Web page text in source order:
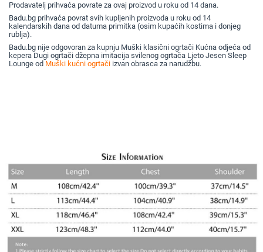
Prodavatelj prihvaća povrate za ovaj proizvod u roku od 14 dana.
Badu.bg prihvaća povrat svih kupljenih proizvoda u roku od 14
kalendarskih dana od datuma primitka (osim kupaćih kostima i donjeg
rublja).
Badu.bg nije odgovoran za kupnju Muški klasični ogrtači Kućna odjeća od
kepera Dugi ogrtači džepna imitacija svilenog ogrtača Ljeto Jesen Sleep
Lounge od Muški kućni ogrtači izvan obrasca za narudžbu.